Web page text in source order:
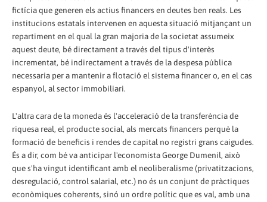
fictícia que generen els actius financers en deutes ben reals. Les
institucions estatals intervenen en aquesta situació mitjançant un
repartiment en el qual la gran majoria de la societat assumeix
aquest deute, bé directament a través del tipus d'interès
incrementat, bé indirectament a través de la despesa pública
necessaria per a mantenir a flotació el sistema financer o, en el cas
espanyol, al sector immobiliari.
L'altra cara de la moneda és l'acceleració de la transferència de
riquesa real, el producte social, als mercats financers perquè la
formació de beneficis i rendes de capital no registri grans caigudes.
És a dir, com bé va anticipar l'economista George Dumenil, això
que s'ha vingut identificant amb el neoliberalisme (privatitzacions,
desregulació, control salarial, etc.) no és un conjunt de pràctiques
econòmiques coherents, sinó un ordre polític que es val, amb una